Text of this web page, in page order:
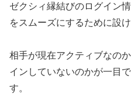
ゼクシィ縁結びのログイン
をスムーズにするために設
相手が現在アクティブなの
インしていないのかが一目
す。